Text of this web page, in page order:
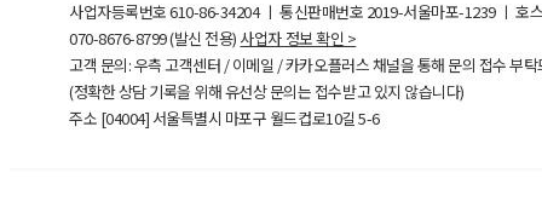
사업자등록번호610-86-34204ㅣ 통신판매번호 2019-서울마포-1239 ㅣ 호
070-8676-8799 (발신 전용) 사업자 정보 확인 >
고객 문의: 우측 고객센터 / 이메일 / 카카오플러스 채널을 통해 문의 접수 부
(정확한 상담 기록을 위해 유선상 문의는 접수받고 있지 않습니다)
주소 [04004] 서울특별시 마포구 월드컵로10길5-6